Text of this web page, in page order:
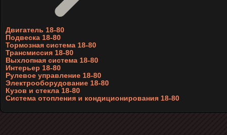
Двигатель 18-80
Подвеска 18-80
Тормозная система 18-80
Трансмиссия 18-80
Выхлопная система 18-80
Интерьер 18-80
Рулевое управление 18-80
Электрооборудование 18-80
Кузов и стекла 18-80
Система отопления и кондиционирования 18-80